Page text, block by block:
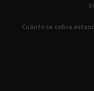
Cuánto se cobra